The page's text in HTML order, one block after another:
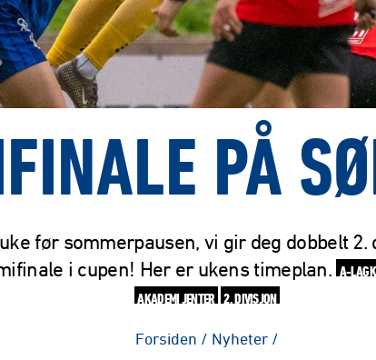
PÅ
før sommerpausen, vi gir deg dobbelt 2.
i cupen! Her er ukens timeplan. A-LAG
AKADEMI JENTER 2. DIVISJON
Forsiden / Nyheter /